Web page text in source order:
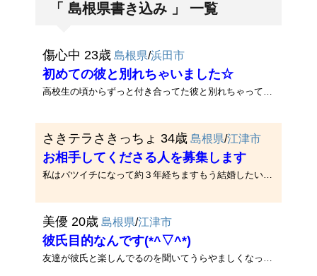
「 島根県書き込み 」 一覧
傷心中 23歳 島根県/浜田市
初めての彼と別れちゃいました☆
高校生の頃からずっと付き合ってた彼と別れちゃって凹んでるので慰めてほしいです☆
さきテラさきっちょ 34歳 島根県/江津市
お相手してくださる人を募集します
私はバツイチになって約３年経ちますもう結婚したいとは考えてませんけど、寂しい気持ちは抑えることができません・・一緒にい･･･
美優 20歳 島根県/江津市
彼氏目的なんです(*^▽^*)
友達が彼氏と楽しんでるのを聞いてうらやましくなったから私も探してます(*^▽^*)